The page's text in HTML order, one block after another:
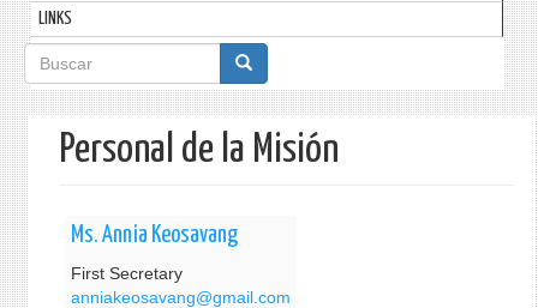
LINKS
Formulario
de
búsqueda
Personal de la Misión
Ms. Annia Keosavang
First Secretary
anniakeosavang@gmail.com